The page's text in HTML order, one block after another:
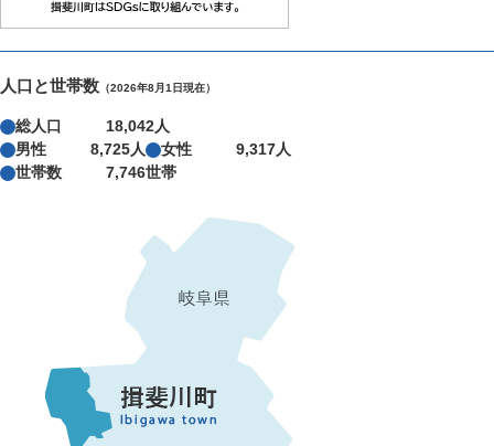
人口と世帯数 （2026年8月1日現在）
総人口
18,042人
男性
8,725人 女性
9,317人
世帯数
7,746世帯